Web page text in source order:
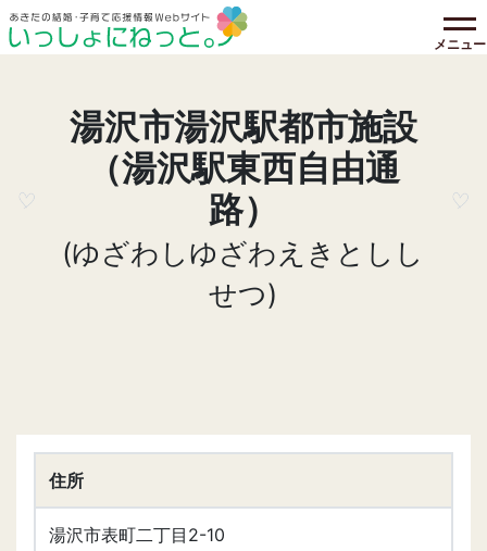
メニュー
湯沢市湯沢駅都市施設
（湯沢駅東西自由通
路）
(ゆざわしゆざわえきとしし
せつ)
住所
湯沢市表町二丁目2-10